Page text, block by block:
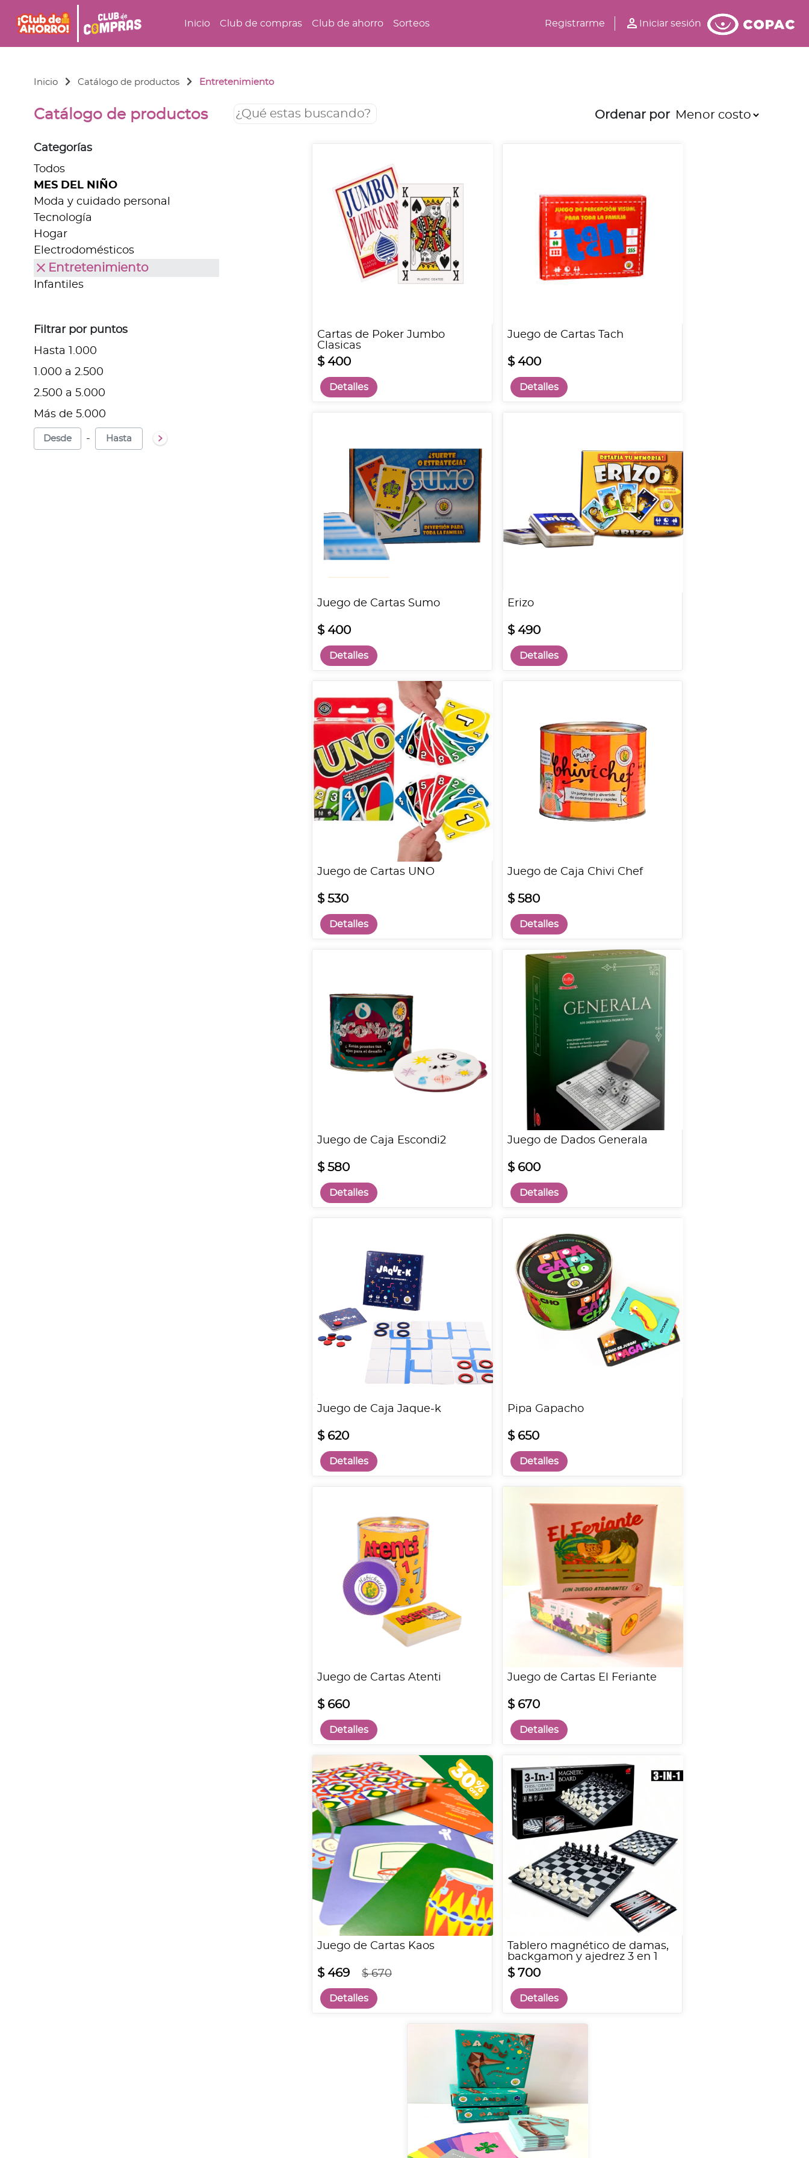
Inicio Club de compras Club de ahorro Sorteos Registrarme person Iniciar sesión
Inicio Catálogo de productos Entretenimiento
Catálogo de productos
Categorías
Todos
MES DEL NIÑO
Moda y cuidado personal
Tecnología
Hogar
Electrodomésticos
close Entretenimiento
Infantiles
Filtrar por puntos
Hasta 1.000
1.000 a 2.500
2.500 a 5.000
Más de 5.000
-
Ordenar por
Cartas de Poker Jumbo
Clasicas
$ 400
Detalles
Juego de Cartas Tach
$ 400
Detalles
Juego de Cartas Sumo
$ 400
Detalles
Erizo
$ 490
Detalles
Juego de Cartas UNO
$ 530
Detalles
Juego de Caja Chivi Chef
$ 580
Detalles
Juego de Caja Escondi2
$ 580
Detalles
Juego de Dados Generala
$ 600
Detalles
Juego de Caja Jaque-k
$ 620
Detalles
Pipa Gapacho
$ 650
Detalles
Juego de Cartas Atenti
$ 660
Detalles
Juego de Cartas El Feriante
$ 670
Detalles
Juego de Cartas Kaos
$ 469 $ 670
Detalles
Tablero magnético de damas,
backgamon y ajedrez 3 en 1
$ 700
Detalles